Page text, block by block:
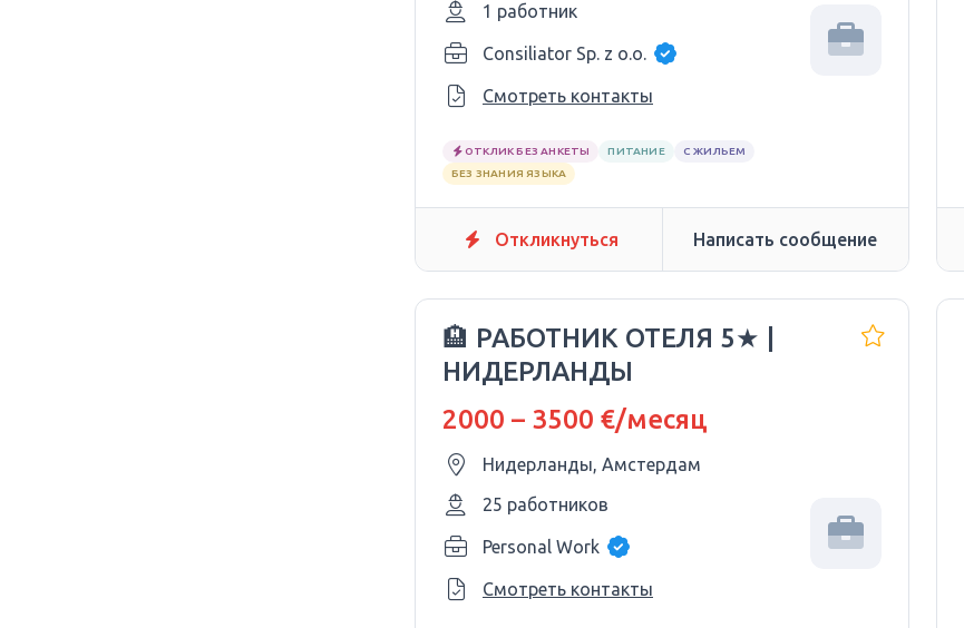
1 работник
Consiliator Sp. z o.o.
Смотреть контакты
ОТКЛИК БЕЗ АНКЕТЫ ПИТАНИЕ
С ЖИЛЬЕМ
БЕЗ ЗНАНИЯ ЯЗЫКА
Откликнуться Написать сообщение
🏨 РАБОТНИК ОТЕЛЯ 5★ |
НИДЕРЛАНДЫ
2000 – 3500 €/месяц
Нидерланды, Амстердам
25 работников
Personal Work
Смотреть контакты